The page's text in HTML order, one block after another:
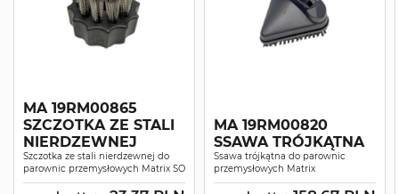
MA 19RM00865
SZCZOTKA ZE STALI
NIERDZEWNEJ
Szczotka ze stali nierdzewnej do
parownic przemysłowych Matrix SO
MA 19RM00820
SSAWA TRÓJKĄTNA
Ssawa trójkątna do parownic
przemysłowych Matrix